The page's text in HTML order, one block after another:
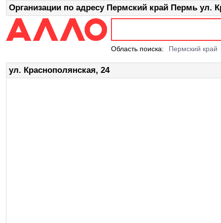
Организации по адресу Пермский край Пермь ул.
Область поиска: Пермский край
ул. Краснополянская, 24